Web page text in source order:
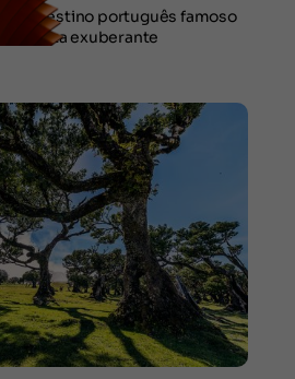
é um destino português famoso
natureza exuberante